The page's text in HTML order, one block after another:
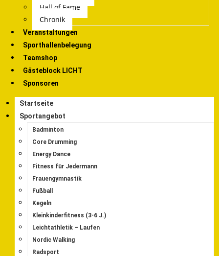
Hall of Fame
Chronik
Veranstaltungen
Sporthallenbelegung
Teamshop
Gästeblock LICHT
Sponsoren
Startseite
Sportangebot
Badminton
Core Drumming
Energy Dance
Fitness für Jedermann
Frauengymnastik
Fußball
Kegeln
Kleinkinderfitness (3-6 J.)
Leichtathletik – Laufen
Nordic Walking
Radsport